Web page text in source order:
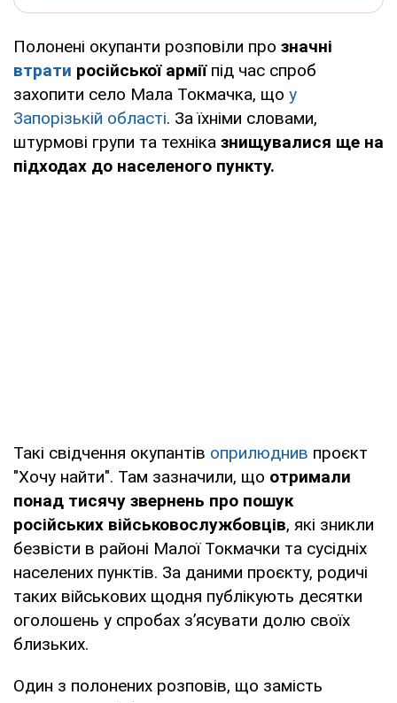
Полонені окупанти розповіли про значні
втрати російської армії під час спроб
захопити село Мала Токмачка, що у
Запорізькій області. За їхніми словами,
штурмові групи та техніка знищувалися ще на
підходах до населеного пункту.
Такі свідчення окупантів оприлюднив проєкт
"Хочу найти". Там зазначили, що отримали
понад тисячу звернень про пошук
російських військовослужбовців, які зникли
безвісти в районі Малої Токмачки та сусідніх
населених пунктів. За даними проєкту, родичі
таких військових щодня публікують десятки
оголошень у спробах з’ясувати долю своїх
близьких.
Один з полонених розповів, що замість